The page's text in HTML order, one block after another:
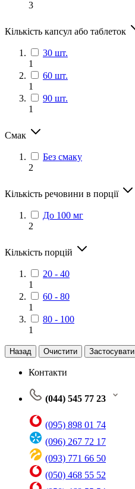
3
Кількість капсул або таблеток
30 шт.
1
60 шт.
1
90 шт.
1
Смак
Без смаку
2
Кількість речовини в порції
До 100 мг
2
Кількість порцій
20 - 40
1
60 - 80
1
80 - 100
1
Назад Очистити Застосувати
Контакти
(044) 545 77 23
(095) 898 01 74
(096) 267 72 17
(093) 771 66 50
(050) 468 55 52